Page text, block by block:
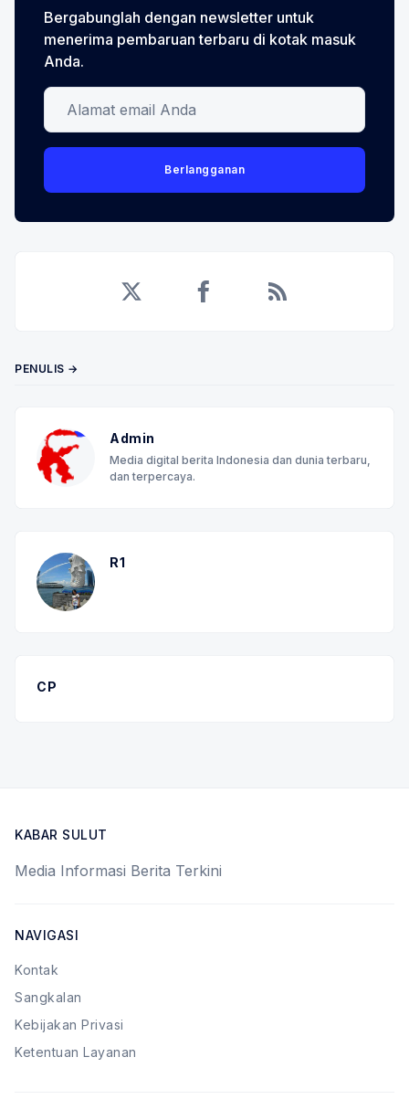
Bergabunglah dengan newsletter untuk
menerima pembaruan terbaru di kotak masuk
Anda.
Alamat email Anda
Berlangganan
PENULIS →
Admin
Media digital berita Indonesia dan dunia terbaru,
dan terpercaya.
R1
CP
KABAR SULUT
Media Informasi Berita Terkini
NAVIGASI
Kontak
Sangkalan
Kebijakan Privasi
Ketentuan Layanan